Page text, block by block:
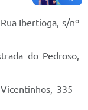
Ibertioga, s/nº
do Pedroso,
335 -